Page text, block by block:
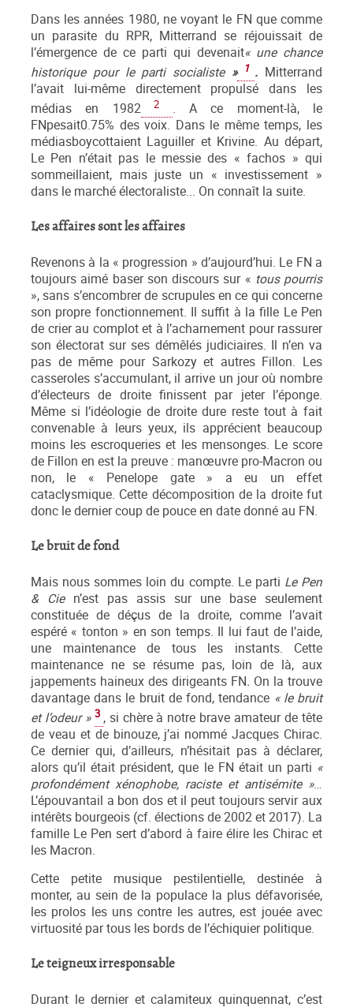
Dans les années 1980, ne voyant le FN que comme
un parasite du RPR, Mitterrand se réjouissait de
l’émergence de ce parti qui devenait« une chance
historique pour le parti socialiste »1 . Mitterrand
l’avait lui-même directement propulsé dans les
médias en 1982 2 . A ce moment-là, le
FNpesait0.75% des voix. Dans le même temps, les
médiasboycottaient Laguiller et Krivine. Au départ,
Le Pen n’était pas le messie des « fachos » qui
sommeillaient, mais juste un « investissement »
dans le marché électoraliste... On connaît la suite.
Les affaires sont les affaires
Revenons à la « progression » d’aujourd’hui. Le FN a
toujours aimé baser son discours sur « tous pourris
», sans s’encombrer de scrupules en ce qui concerne
son propre fonctionnement. Il suffit à la fille Le Pen
de crier au complot et à l’acharnement pour rassurer
son électorat sur ses démêlés judiciaires. Il n’en va
pas de même pour Sarkozy et autres Fillon. Les
casseroles s’accumulant, il arrive un jour où nombre
d’électeurs de droite finissent par jeter l’éponge.
Même si l’idéologie de droite dure reste tout à fait
convenable à leurs yeux, ils apprécient beaucoup
moins les escroqueries et les mensonges. Le score
de Fillon en est la preuve : manœuvre pro-Macron ou
non, le « Penelope gate » a eu un effet
cataclysmique. Cette décomposition de la droite fut
donc le dernier coup de pouce en date donné au FN.
Le bruit de fond
Mais nous sommes loin du compte. Le parti Le Pen
& Cien’est pas assis sur une base seulement
constituée de déçus de la droite, comme l’avait
espéré « tonton » en son temps. Il lui faut de l’aide,
une maintenance de tous les instants. Cette
maintenance ne se résume pas, loin de là, aux
jappements haineux des dirigeants FN. On la trouve
davantage dans le bruit de fond, tendance « le bruit
et l’odeur » 3 , si chère à notre brave amateur de tête
de veau et de binouze, j’ai nommé Jacques Chirac.
Ce dernier qui, d’ailleurs, n’hésitait pas à déclarer,
alors qu’il était président, que le FN était un parti «
profondément xénophobe, raciste et antisémite »…
L’épouvantail a bon dos et il peut toujours servir aux
intérêts bourgeois (cf. élections de 2002 et 2017). La
famille Le Pen sert d’abord à faire élire les Chirac et
les Macron.
Cette petite musique pestilentielle, destinée à
monter, au sein de la populace la plus défavorisée,
les prolos les uns contre les autres, est jouée avec
virtuosité par tous les bords de l’échiquier politique.
Le teigneux irresponsable
Durant le dernier et calamiteux quinquennat, c’est